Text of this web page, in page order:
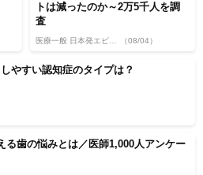
トは減ったのか～2万5千人を調
査
（08/04）
やすい認知症のタイプは？
る歯の悩みとは／医師1,000人アンケー